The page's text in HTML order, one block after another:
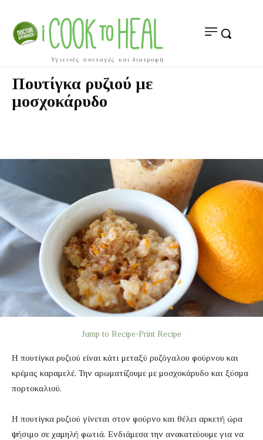
Υγιεινές συνταγές και διατροφή
Πουτίγκα ρυζιού με
μοσχοκάρυδο
Jump to Recipe·Print Recipe
Η πουτίγκα ρυζιού είναι κάτι μεταξύ ρυζόγαλου φούρνου και
κρέμας καραμελέ. Την αρωματίζουμε με μοσχοκάρυδο και ξύσμα
πορτοκαλιού.
Η πουτίγκα ρυζιού γίνεται στον φούρνο και θέλει αρκετή ώρα
ψήσιμο σε χαμηλή φωτιά. Ενδιάμεσα την ανακατεύουμε για να